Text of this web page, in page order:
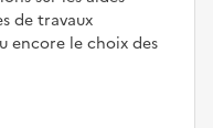
de travaux
encore le choix des